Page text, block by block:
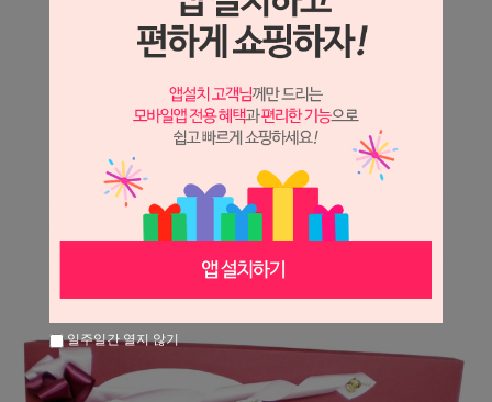
상세 정보를 확대해 보실 수 있습니다.
※ 필독해주세요 ※
장미는 시세 변동에 따라 가격이 달라질 수 있으니
일주일간 열지 않기